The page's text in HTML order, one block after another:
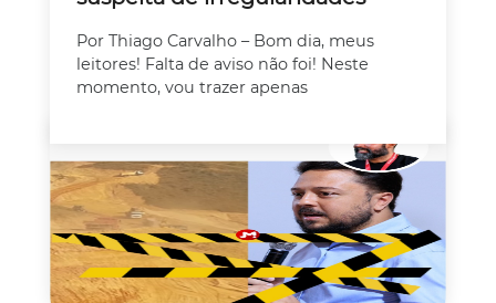
Por Thiago Carvalho – Bom dia, meus
leitores! Falta de aviso não foi! Neste
momento, vou trazer apenas